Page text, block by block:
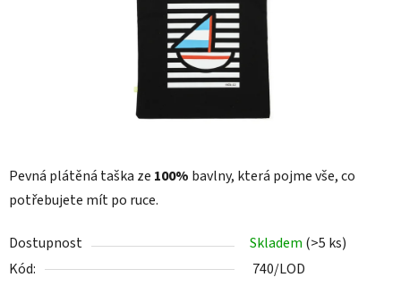
Pevná plátěná taška ze 100% bavlny, která pojme vše, co
potřebujete mít po ruce.
Dostupnost Skladem (>5 ks)
Kód:
740/LOD